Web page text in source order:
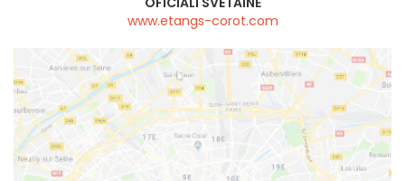
www.etangs-corot.com